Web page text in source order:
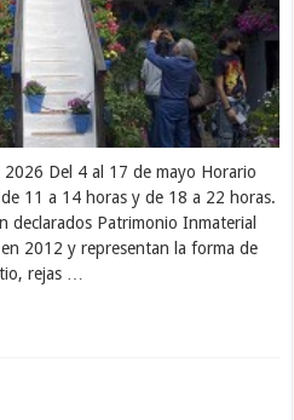
Del 4 al 17 de mayo Horario
11 a 14 horas y de 18 a 22 horas.
Patrimonio Inmaterial
2012 y representan la forma de
rejas …